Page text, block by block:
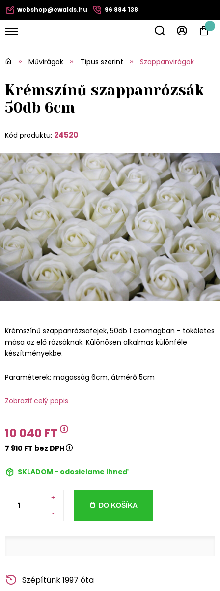
webshop@ewalds.hu 96 884 138
Művirágok Típus szerint Szappanvirágok
Krémszínű szappanrózsák
50db 6cm
Kód produktu: 24520
Krémszínű szappanrózsafejek, 50db 1 csomagban - tökéletes
mása az elő rózsáknak. Különösen alkalmas különféle
készítményekbe.
Paraméterek: magasság 6cm, átmérő 5cm
Zobraziť celý popis
10 040 FT
7 910 FT bez DPH
SKLADOM - odosielame ihneď
+
-
DO KOŠÍKA
Szépítünk 1997 óta